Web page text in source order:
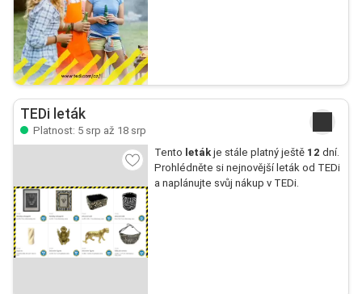
TEDi leták
Platnost: 5 srp až 18 srp
Tento letákje stále platný ještě 12 dní.
Prohlédněte si nejnovější leták od TEDi
a naplánujte svůj nákup v TEDi.